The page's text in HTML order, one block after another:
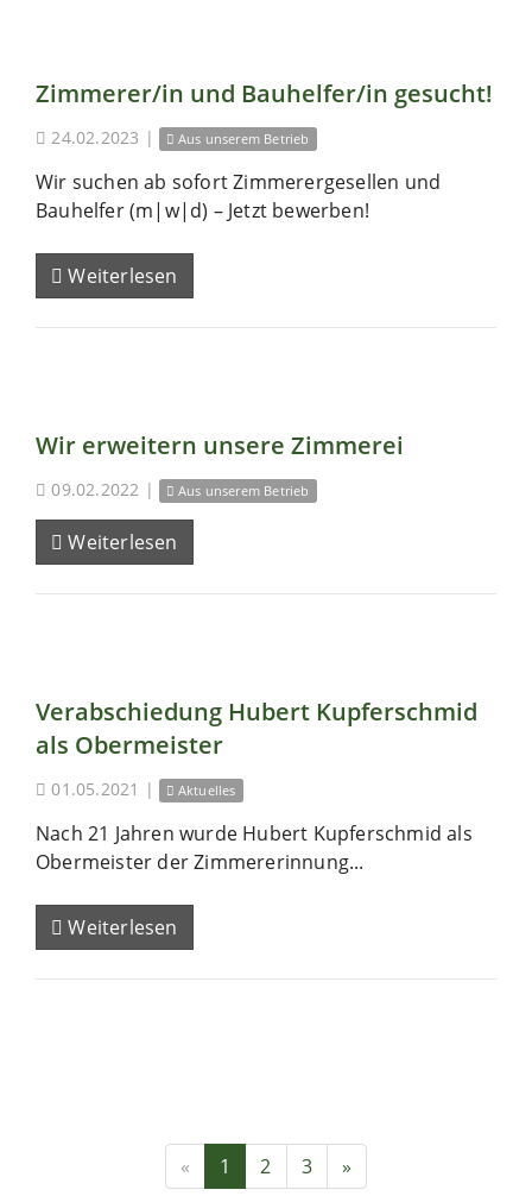
Zimmerer/in und Bauhelfer/in gesucht!
24.02.2023 | Aus unserem Betrieb
Wir suchen ab sofort Zimmerergesellen und
Bauhelfer (m|w|d) – Jetzt bewerben!
Weiterlesen
Wir erweitern unsere Zimmerei
09.02.2022 | Aus unserem Betrieb
Weiterlesen
Verabschiedung Hubert Kupferschmid
als Obermeister
01.05.2021 | Aktuelles
Nach 21 Jahren wurde Hubert Kupferschmid als
Obermeister der Zimmererinnung...
Weiterlesen
« 1 2 3 »